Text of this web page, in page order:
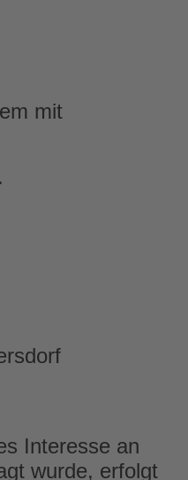
mit
Interesse an
wurde, erfolgt